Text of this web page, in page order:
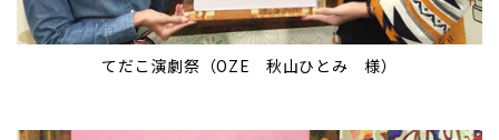
てだこ演劇祭（OZE 秋山ひとみ 様）